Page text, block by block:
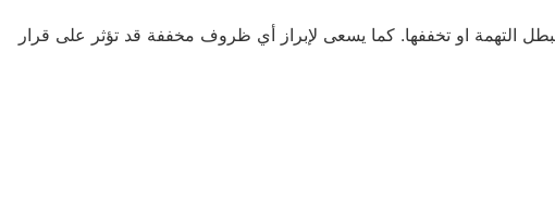
التهمة او تخففها. كما يسعى لإبراز أي ظروف مخففة قد تؤثر على قرار